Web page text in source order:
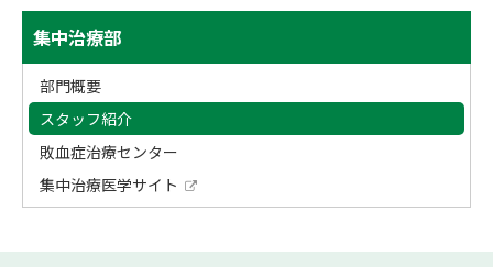
に
戻
サ
イ
ド
メ
集中治療部
部門概要
スタッフ紹介
敗血症治療センター
集中治療医学サイト
外
イ